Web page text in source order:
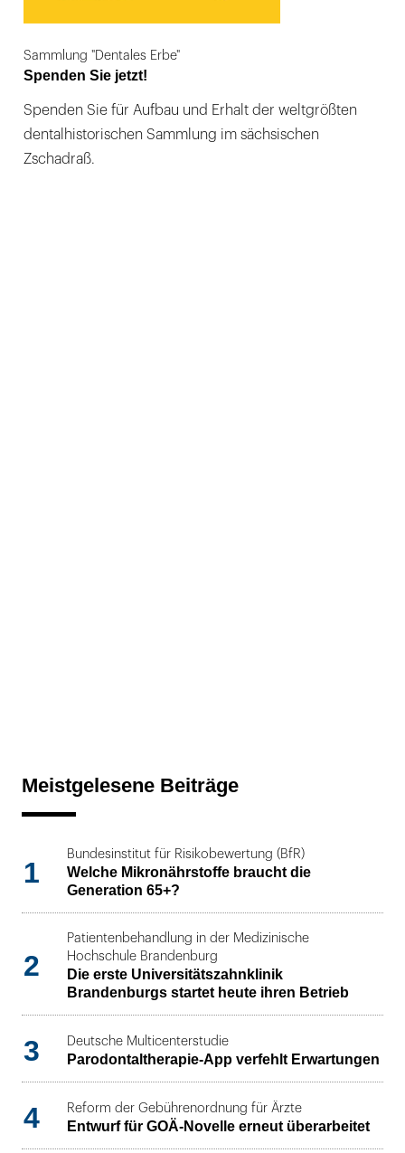
Sammlung "Dentales Erbe"
Spenden Sie jetzt!
Spenden Sie für Aufbau und Erhalt der weltgrößten
dentalhistorischen Sammlung im sächsischen
Zschadraß.
Meistgelesene Beiträge
1
Bundesinstitut für Risikobewertung (BfR)
Welche Mikronährstoffe braucht die
Generation 65+?
2
Patientenbehandlung in der Medizinische
Hochschule Brandenburg
Die erste Universitätszahnklinik
Brandenburgs startet heute ihren Betrieb
3 Deutsche Multicenterstudie
Parodontaltherapie-App verfehlt Erwartungen
4 Reform der Gebührenordnung für Ärzte
Entwurf für GOÄ-Novelle erneut überarbeitet